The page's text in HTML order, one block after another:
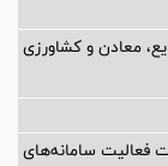
معادن و کشاورزی
فعالیت سامانه‌های